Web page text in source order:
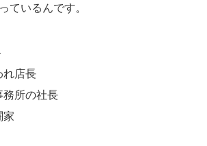
ているんです。
れ店長
務所の社長
家